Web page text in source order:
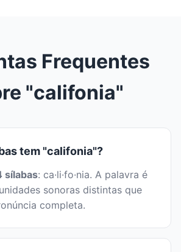
Frequentes
"califonia"
tem "califonia"?
sílabas: ca·li·fo·nia. A palavra é
sonoras distintas que
completa.